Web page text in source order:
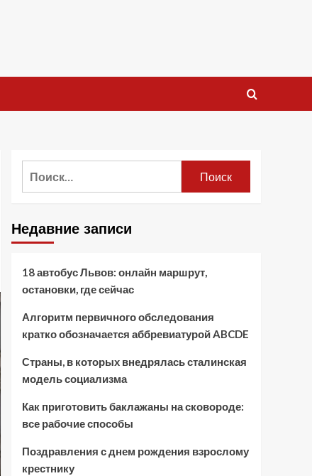
Недавние записи
18 автобус Львов: онлайн маршрут,
остановки, где сейчас
Алгоритм первичного обследования
кратко обозначается аббревиатурой ABCDE
Страны, в которых внедрялась сталинская
модель социализма
Как приготовить баклажаны на сковороде:
все рабочие способы
Поздравления с днем рождения взрослому
крестнику